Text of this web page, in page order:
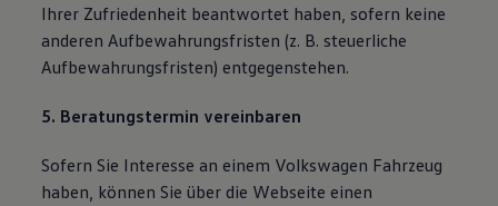
Ihrer Zufriedenheit beantwortet haben, sofern keine
anderen Aufbewahrungsfristen (z. B. steuerliche
Aufbewahrungsfristen) entgegenstehen.
5. Beratungstermin vereinbaren
Sofern Sie Interesse an einem Volkswagen Fahrzeug
haben, können Sie über die Webseite einen